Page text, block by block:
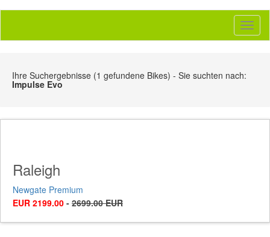
Ihre Suchergebnisse (1 gefundene Bikes) - Sie suchten nach:
Impulse Evo
Raleigh
Newgate Premium
EUR 2199.00 - 2699.00 EUR